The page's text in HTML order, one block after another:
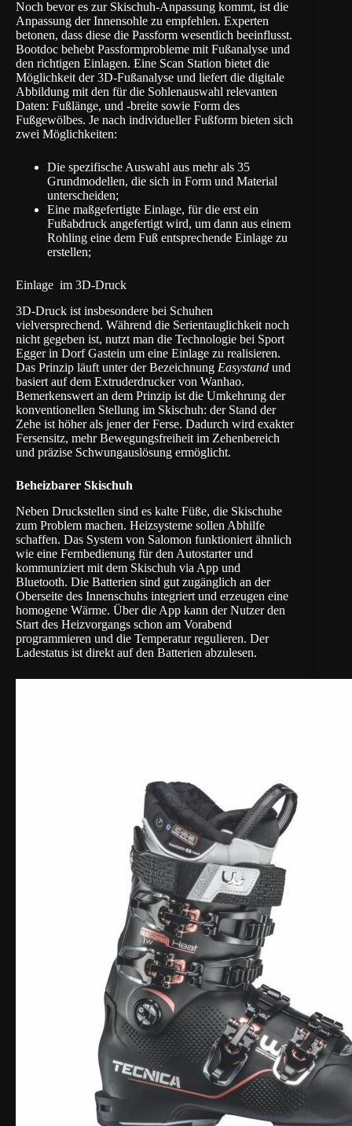
Noch bevor es zur Skischuh-Anpassung kommt, ist die
Anpassung der Innensohle zu empfehlen. Experten
betonen, dass diese die Passform wesentlich beeinflusst.
Bootdoc behebt Passformprobleme mit Fußanalyse und
den richtigen Einlagen. Eine Scan Station bietet die
Möglichkeit der 3D-Fußanalyse und liefert die digitale
Abbildung mit den für die Sohlenauswahl relevanten
Daten: Fußlänge, und -breite sowie Form des
Fußgewölbes. Je nach individueller Fußform bieten sich
zwei Möglichkeiten:
Die spezifische Auswahl aus mehr als 35
Grundmodellen, die sich in Form und Material
unterscheiden;
Eine maßgefertigte Einlage, für die erst ein
Fußabdruck angefertigt wird, um dann aus einem
Rohling eine dem Fuß entsprechende Einlage zu
erstellen;
Einlage im 3D-Druck
3D-Druck ist insbesondere bei Schuhen
vielversprechend. Während die Serientauglichkeit noch
nicht gegeben ist, nutzt man die Technologie bei Sport
Eggerin Dorf Gastein um eine Einlage zu realisieren.
Das Prinzip läuft unter der Bezeichnung Easystand und
basiert auf dem Extruderdrucker von Wanhao.
Bemerkenswert an dem Prinzip ist die Umkehrung der
konventionellen Stellung im Skischuh: der Stand der
Zehe ist höher als jener der Ferse. Dadurch wird exakter
Fersensitz, mehr Bewegungsfreiheit im Zehenbereich
und präzise Schwungauslösung ermöglicht.
Beheizbarer Skischuh
Neben Druckstellen sind es kalte Füße, die Skischuhe
zum Problem machen. Heizsysteme sollen Abhilfe
schaffen. Das System von Salomon funktioniert ähnlich
wie eine Fernbedienung für den Autostarter und
kommuniziert mit dem Skischuh via App und
Bluetooth. Die Batterien sind gut zugänglich an der
Oberseite des Innenschuhs integriert und erzeugen eine
homogene Wärme. Über die App kann der Nutzer den
Start des Heizvorgangs schon am Vorabend
programmieren und die Temperatur regulieren. Der
Ladestatus ist direkt auf den Batterien abzulesen.